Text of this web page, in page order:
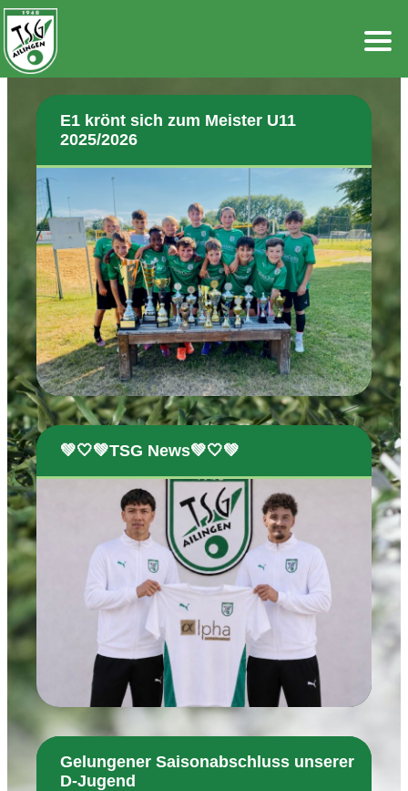
Zum
Inhalt
springen
E1 krönt sich zum Meister U11
2025/2026
💚🤍💚TSG News💚🤍💚
Gelungener Saisonabschluss unserer
D-Jugend